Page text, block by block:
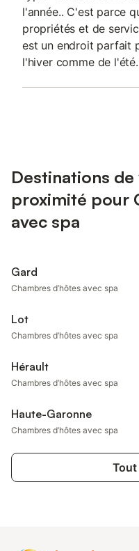
l'année.. C'est parce
propriétés et de
est un endroit parfait
l'hiver comme de l'été.
Destinations de
proximité pour
avec spa
Gard
Chambres d’hôtes avec spa
Lot
Chambres d’hôtes avec spa
Hérault
Chambres d’hôtes avec spa
Haute-Garonne
Chambres d’hôtes avec spa